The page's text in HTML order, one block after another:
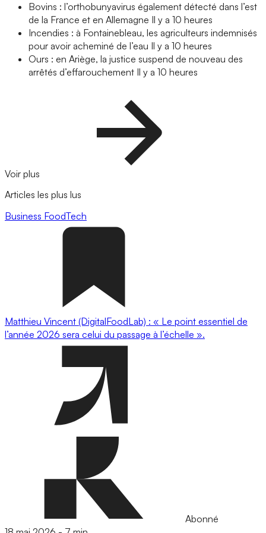
Bovins : l’orthobunyavirus également détecté dans l’est
de la France et en Allemagne Il y a 10 heures
Incendies : à Fontainebleau, les agriculteurs indemnisés
pour avoir acheminé de l’eau Il y a 10 heures
Ours : en Ariège, la justice suspend de nouveau des
arrêtés d’effarouchement Il y a 10 heures
Voir plus
Articles les plus lus
Business FoodTech
Matthieu Vincent (DigitalFoodLab) : « Le point essentiel de
l’année 2026 sera celui du passage à l’échelle ».
Abonné